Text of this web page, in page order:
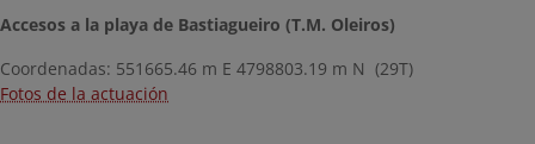
Accesos a la playa de Bastiagueiro (T.M. Oleiros)
Coordenadas: 551665.46 m E 4798803.19 m N (29T)
Fotos de la actuación